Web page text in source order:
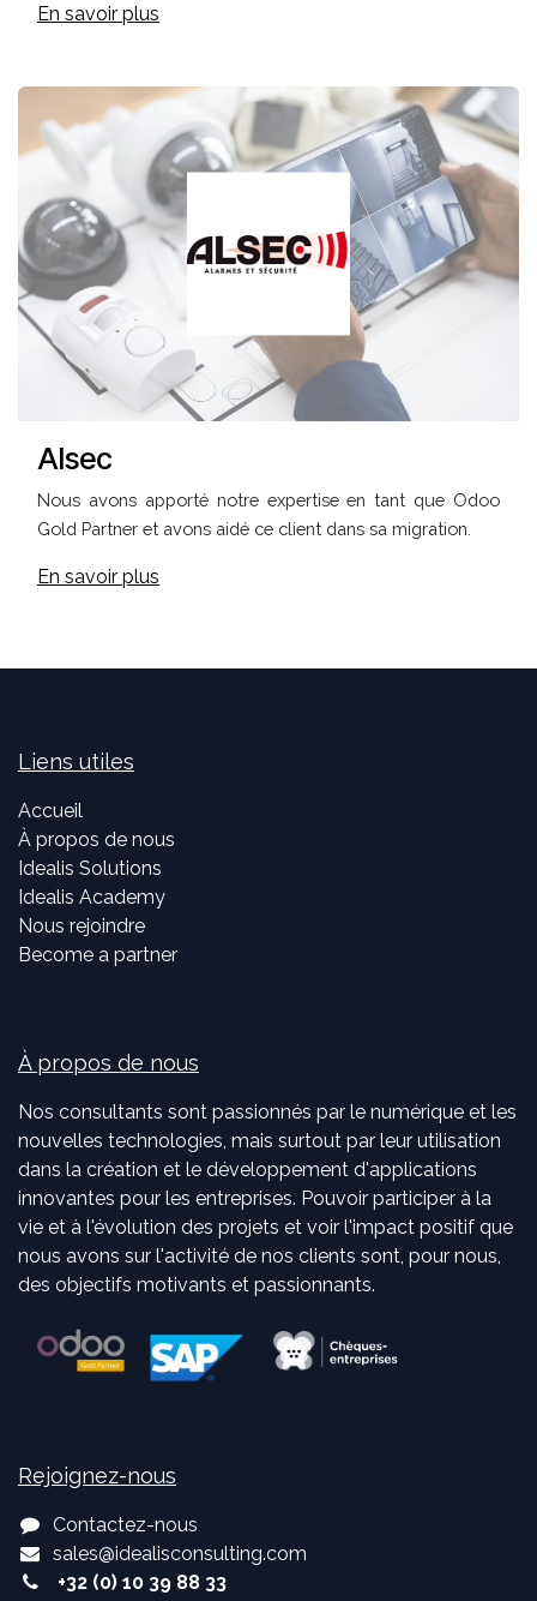
En savoir plus
Alsec
Nous avons apporté notre expertise en tant que Odoo
Gold Partner et avons aidé ce client dans sa migration.
En savoir plus
Liens utiles
Accueil
À propos de nous
Idealis Solutions
Idealis Academy
Nous rejoindre
Become a partner
À propos de nous
Nos consultants sont passionnés par le numérique et les
nouvelles technologies, mais surtout par leur utilisation
dans la création et le développement d'applications
innovantes pour les entreprises. Pouvoir participer à la
vie et à l'évolution des projets et voir l'impact positif que
nous avons sur l'activité de nos clients sont, pour nous,
des objectifs motivants et passionnants.
Rejoignez-nous
Contactez-nous
sales@idealisconsulting.com
+32 (0) 10 39 88 33